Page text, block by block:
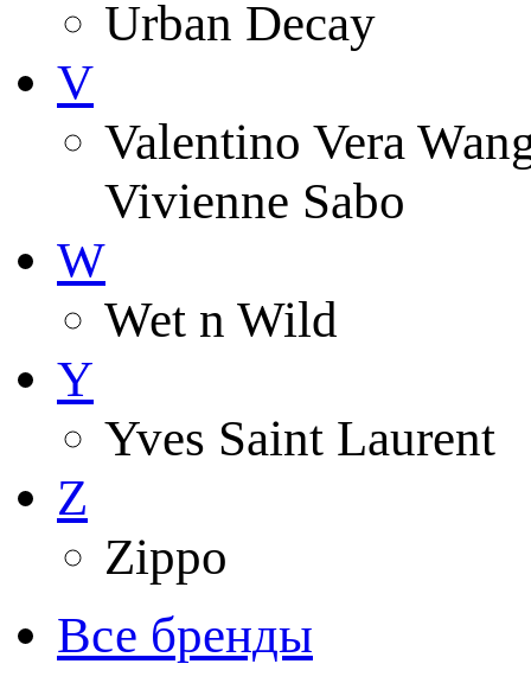
Urban Decay
V
Valentino Vera
Vivienne Sabo
W
Wet n Wild
Y
Yves Saint Laurent
Z
Zippo
Все бренды